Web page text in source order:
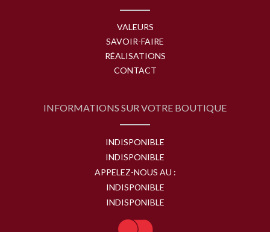
VALEURS
SAVOIR-FAIRE
RÉALISATIONS
CONTACT
INFORMATIONS SUR VOTRE BOUTIQUE
INDISPONIBLE
INDISPONIBLE
APPELEZ-NOUS AU :
INDISPONIBLE
INDISPONIBLE